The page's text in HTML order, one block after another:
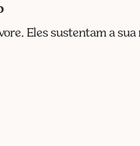
Eles sustentam a